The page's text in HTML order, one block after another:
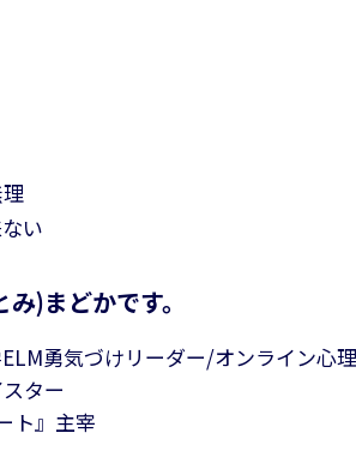
い
)まどかです。
勇気づけリーダー/オンライン心
ター
ト』主宰